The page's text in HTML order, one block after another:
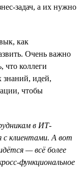
задач, а их нужно
как
Очень важно
что коллеги
идей,
чтобы
в ИТ-
с клиентами. А вот
— всё более
функциональное